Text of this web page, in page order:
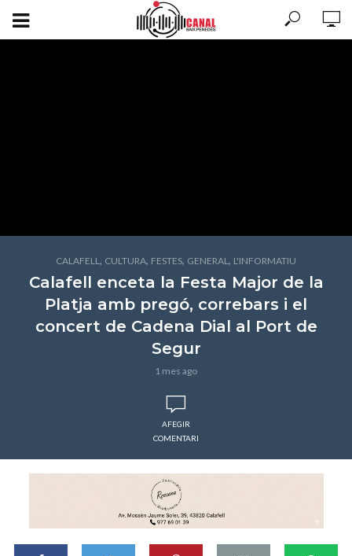
CALAFELL, CULTURA, FESTES, GENERAL, L'INFORMATIU
Calafell enceta la Festa Major de la
Platja amb pregó, correbars i el
concert de Cadena Dial al Port de
Segur
1 mes ago
AFEGIR
COMENTARI